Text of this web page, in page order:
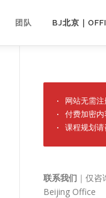
团队 BJ北京｜
· 网站无需注
· 付费加密内
· 课程规划请
联系我们 ｜仅
Beijing Office